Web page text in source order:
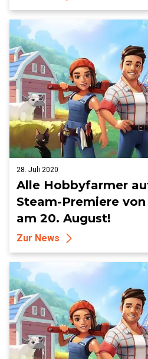
28. Juli 2020
Alle Hobbyfarmer
Steam-Premiere
am 20. August!
Zur News